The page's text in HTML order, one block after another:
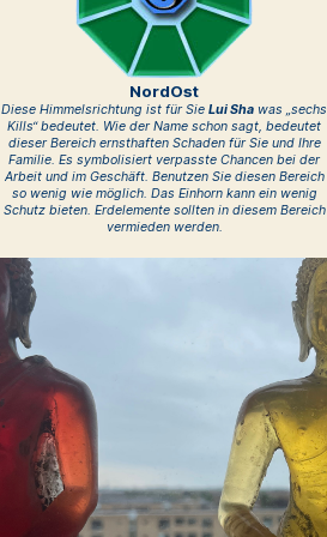
NordOst
Diese Himmelsrichtung ist für Sie Lui Sha was „sechs
Kills“ bedeutet. Wie der Name schon sagt, bedeutet
dieser Bereich ernsthaften Schaden für Sie und Ihre
Familie. Es symbolisiert verpasste Chancen bei der
Arbeit und im Geschäft. Benutzen Sie diesen Bereich
so wenig wie möglich. Das Einhorn kann ein wenig
Schutz bieten. Erdelemente sollten in diesem Bereich
vermieden werden.